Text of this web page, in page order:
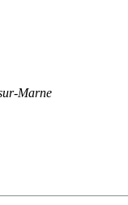
Marne